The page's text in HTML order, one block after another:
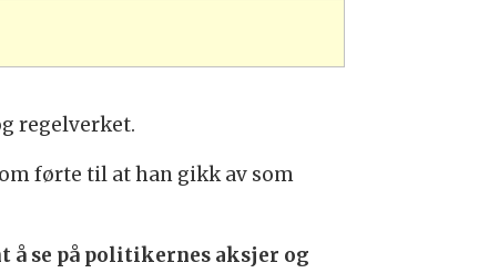
regelverket.
førte til at han gikk av som
å se på politikernes aksjer og